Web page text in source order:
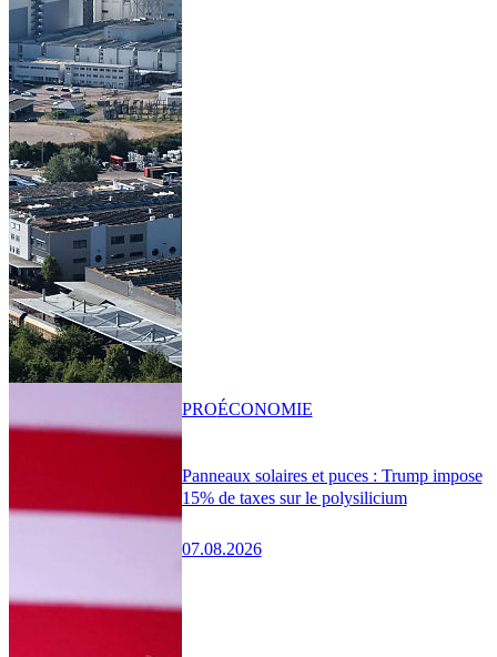
Panneaux solaires et puces : Trump impose
15% de taxes sur le polysilicium
07.08.2026
PROÉCONOMIE